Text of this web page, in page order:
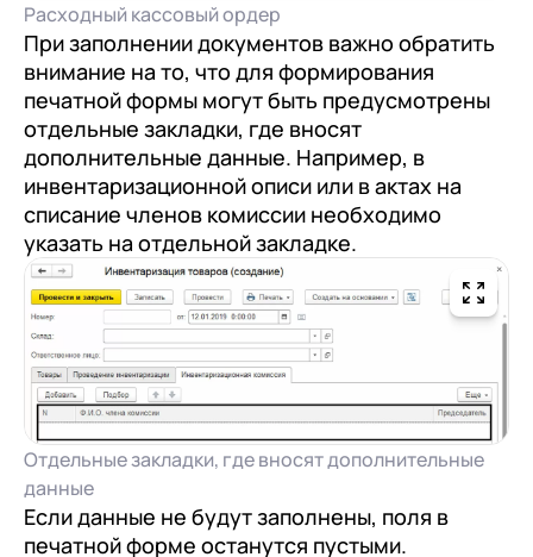
Расходный кассовый ордер
При заполнении документов важно обратить
внимание на то, что для формирования
печатной формы могут быть предусмотрены
отдельные закладки, где вносят
дополнительные данные. Например, в
инвентаризационной описи или в актах на
списание членов комиссии необходимо
указать на отдельной закладке.
Отдельные закладки, где вносят дополнительные
данные
Если данные не будут заполнены, поля в
печатной форме останутся пустыми.